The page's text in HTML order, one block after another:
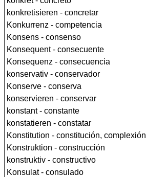
konkretisieren - concretar
Konkurrenz - competencia
Konsens - consenso
Konsequent - consecuente
Konsequenz - consecuencia
konservativ - conservador
Konserve - conserva
konservieren - conservar
konstant - constante
konstatieren - constatar
Konstitution - constitución, complexión
Konstruktion - construcción
konstruktiv - constructivo
Konsulat - consulado